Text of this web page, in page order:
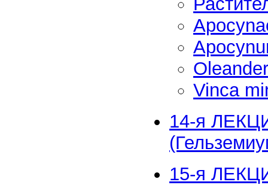
Vinca
14-я
15-я